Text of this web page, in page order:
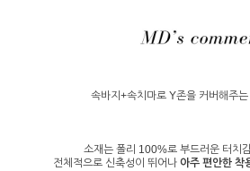
속바지+속치마로 Y존을 커버해주
소재는 폴리 100%로 부드러운 터치
전체적으로 신축성이 뛰어나 아주 편안한 착